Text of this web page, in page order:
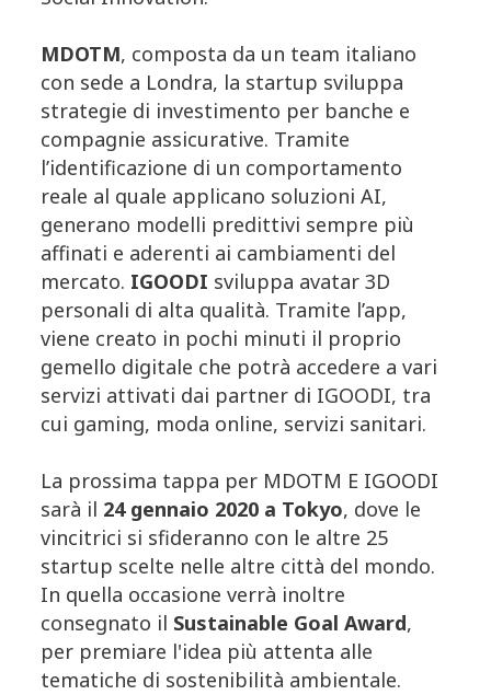
MDOTM, composta da un team italiano
con sede a Londra, la startup sviluppa
strategie di investimento per banche e
compagnie assicurative. Tramite
l’identificazione di un comportamento
reale al quale applicano soluzioni AI,
generano modelli predittivi sempre più
affinati e aderenti ai cambiamenti del
mercato. IGOODI sviluppa avatar 3D
personali di alta qualità. Tramite l’app,
viene creato in pochi minuti il proprio
gemello digitale che potrà accedere a vari
servizi attivati dai partner di IGOODI, tra
cui gaming, moda online, servizi sanitari.
La prossima tappa per MDOTM E IGOODI
sarà il 24 gennaio 2020 a Tokyo, dove le
vincitrici si sfideranno con le altre 25
startup scelte nelle altre città del mondo.
In quella occasione verrà inoltre
consegnato il Sustainable Goal Award,
per premiare l'idea più attenta alle
tematiche di sostenibilità ambientale.